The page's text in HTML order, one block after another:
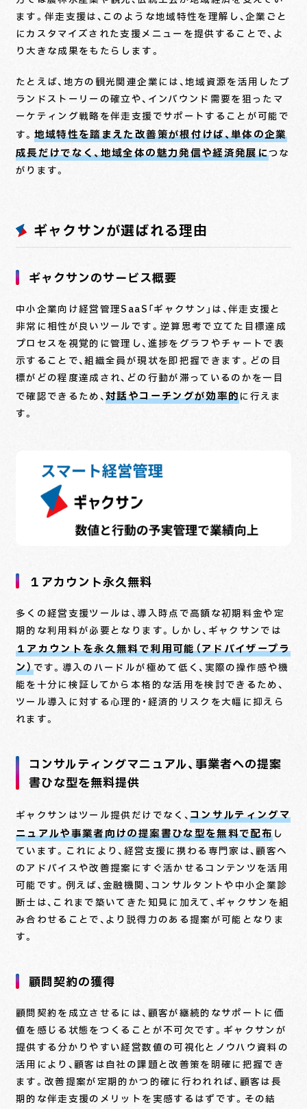
ます。伴走支援は、このような地域特性を理解し、企業ごと
にカスタマイズされた支援メニューを提供することで、よ
り大きな成果をもたらします。
たとえば、地方の観光関連企業には、地域資源を活用したブ
ランドストーリーの確立や、インバウンド需要を狙ったマ
ーケティング戦略を伴走支援でサポートすることが可能で
す。 地域特性を踏まえた改善策が根付けば、単体の企業
成長だけでなく、地域全体の魅力発信や経済発展につな
がります。
ギャクサンが選ばれる理由
ギャクサンのサービス概要
中小企業向け経営管理SaaS「ギャクサン」は、伴走支援と
非常に相性が良いツールです。逆算思考で立てた目標達成
プロセスを視覚的に管理し、進捗をグラフやチャートで表
示することで、組織全員が現状を即把握できます。どの目
標がどの程度達成され、どの行動が滞っているのかを一目
で確認できるため、対話やコーチングが効率的に行えま
す。
１アカウント永久無料
多くの経営支援ツールは、導入時点で高額な初期料金や定
期的な利用料が必要となります。しかし、ギャクサンでは
１アカウントを永久無料で利用可能（アドバイザープラ
ン）です。導入のハードルが極めて低く、実際の操作感や機
能を十分に検証してから本格的な活用を検討できるため、
ツール導入に対する心理的・経済的リスクを大幅に抑えら
れます。
コンサルティングマニュアル、事業者への提案
書ひな型を無料提供
ギャクサンはツール提供だけでなく、コンサルティングマ
ニュアルや事業者向けの提案書ひな型を無料で配布し
ています。これにより、経営支援に携わる専門家は、顧客へ
のアドバイスや改善提案にすぐ活かせるコンテンツを活用
可能です。例えば、金融機関、コンサルタントや中小企業診
断士は、これまで築いてきた知見に加えて、ギャクサンを組
み合わせることで、より説得力のある提案が可能となりま
す。
顧問契約の獲得
顧問契約を成立させるには、顧客が継続的なサポートに価
値を感じる状態をつくることが不可欠です。ギャクサンが
提供する分かりやすい経営数値の可視化とノウハウ資料の
活用により、顧客は自社の課題と改善策を明確に把握でき
ます。改善提案が定期的かつ的確に行われれば、顧客は長
期的な伴走支援のメリットを実感するはずです。その結